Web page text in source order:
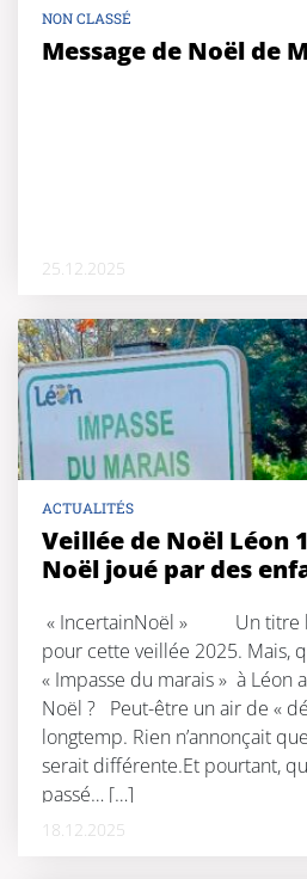
NON CLASSÉ
Message de Noël de
25.12.2025
ACTUALITÉS
Veillée de Noël Léon
Noël joué par des
« IncertainNoël » Un titre
pour cette veillée 2025. Mais,
« Impasse du marais » à Léon
Noël ? Peut-être un air de «
longtemp. Rien n’annonçait
serait différente.Et pourtant,
passé… […]
18.12.2025